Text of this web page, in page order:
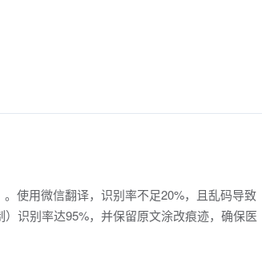
使用微信翻译，识别率不足20%，且乱码导致
识别率达95%，并保留原文涂改痕迹，确保医